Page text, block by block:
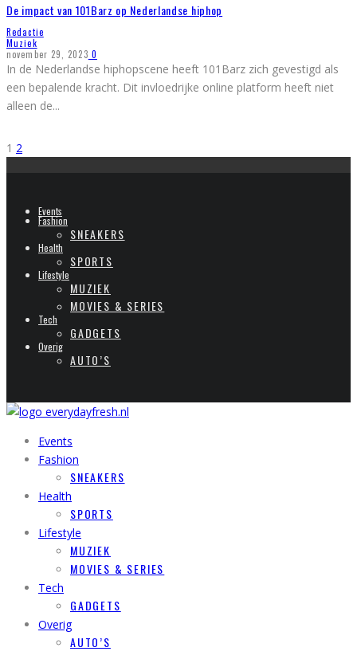
De impact van 101Barz op Nederlandse hiphop
Redactie
Muziek
november 29, 2023 0
In de Nederlandse hiphopscene heeft 101Barz zich gevestigd als
een bepalende kracht. Dit invloedrijke online platform heeft niet
alleen de...
1 2
Events
Fashion
SNEAKERS
Health
SPORTS
Lifestyle
MUZIEK
MOVIES & SERIES
Tech
GADGETS
Overig
AUTO’S
Events
Fashion
SNEAKERS
Health
SPORTS
Lifestyle
MUZIEK
MOVIES & SERIES
Tech
GADGETS
Overig
AUTO’S